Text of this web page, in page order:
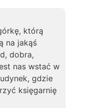
którą
na jakąś
dobra,
nas wstać w
gdzie
księgarnię